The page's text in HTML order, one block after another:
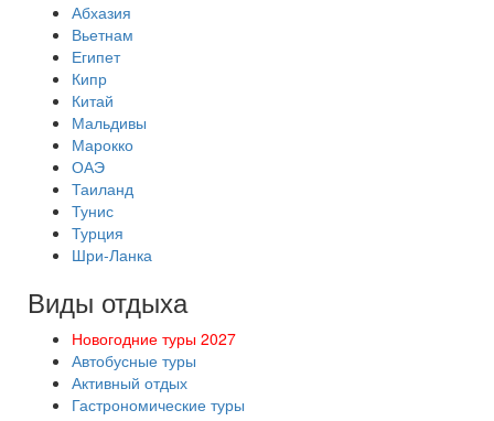
Абхазия
Вьетнам
Египет
Кипр
Китай
Мальдивы
Марокко
ОАЭ
Таиланд
Тунис
Турция
Шри-Ланка
Виды отдыха
Новогодние туры 2027
Автобусные туры
Активный отдых
Гастрономические туры